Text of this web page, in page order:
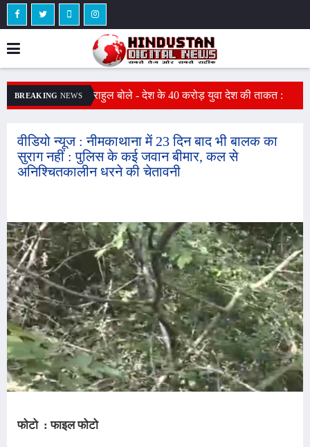
BREAKING NEWS राहुल बोले - देश के 40 करोड़ युवा देश की ताकत :
में से सिर्फ 12 को ही नौकरी
जयपुर में संविदा नर्सेज का हाईवोल्टेज प्रदर्शन: मांगों को
चेतावनी दी, पेट्रोल से भरी बोतल दिखाई
वीडियो न्यूज : नीमकाथाना में 23 दिन बाद भी बालक का
सुराग नहीं : पुलिस के कई जवान बीमार, कल से
अनिश्चितकालीन धरने की चेतावनी
फोटो : फाइल फोटो